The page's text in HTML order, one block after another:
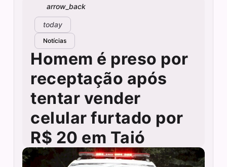
arrow_back
today
Notícias
Homem é preso por
receptação após
tentar vender
celular furtado por
R$ 20 em Taió